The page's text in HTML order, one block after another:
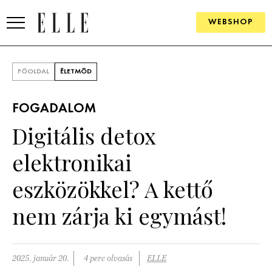
WEBSHOP
SZÉPSÉG
PÁRKAPCSOLAT
FŐOLDAL ÉLETMÓD
FOGADALOM
Digitális detox
elektronikai
eszközökkel? A kettő
nem zárja ki egymást!
2025. január 20. 4 perc olvasás ELLE